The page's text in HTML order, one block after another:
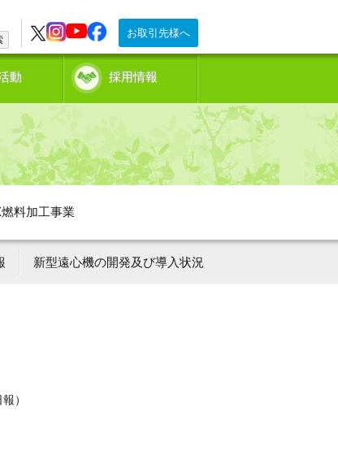
お取引先様へ
動 採用情報
料加工事業
新型遠心機の開発及び導入状況
）